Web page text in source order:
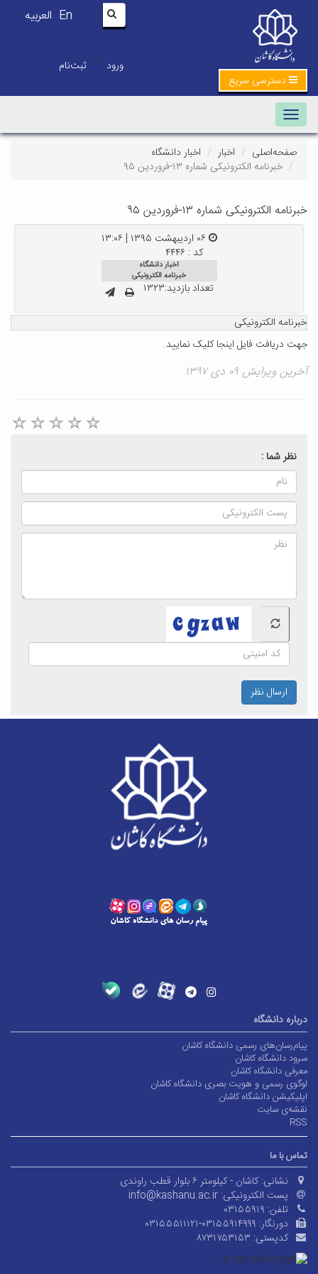
En العربیه
ورود | ثبت‌نام
دسترسی سریع
Toggle navigation
صفحه‌اصلی اخبار
اخبار دانشگاه
خبرنامه الکترونیکی شماره ۱۳-فروردین ۹۵
خبرنامه الکترونیکی شماره ۱۳-فروردین ۹۵
کد : ۴۴۴۶
اخبار دانشگاه
خبرنامه الکترونیکی
تعداد بازدید:۱۳۲۳
خبرنامه الکترونیکی
جهت دریافت فایل اینجاکلیک نمایید.
آخرین ویرایش ۰۹ دی ۱۳۹۷
نظر شما :
ارسال نظر
درباره دانشگاه
پیام‌رسان‌های رسمی دانشگاه کاشان
سرود دانشگاه کاشان
معرفی دانشگاه کاشان
لوگوی رسمی و هویت بصری دانشگاه کاشان
اپلیکیشن دانشگاه کاشان
نقشه‌ی سایت
RSS
تماس با ما
نشانی: کاشان - کیلومتر ۶ بلوار قطب راوندی
پست الکترونیکی: info@kashanu.ac.ir
تلفن: ۰۳۱۵۵۹۱۹
دورنگار: ۰۳۱۵۵۵۱۱۱۲۱-۰۳۱۵۵۹۱۴۹۹۹
کدپستی: ۸۷۳۱۷۵۳۱۵۳